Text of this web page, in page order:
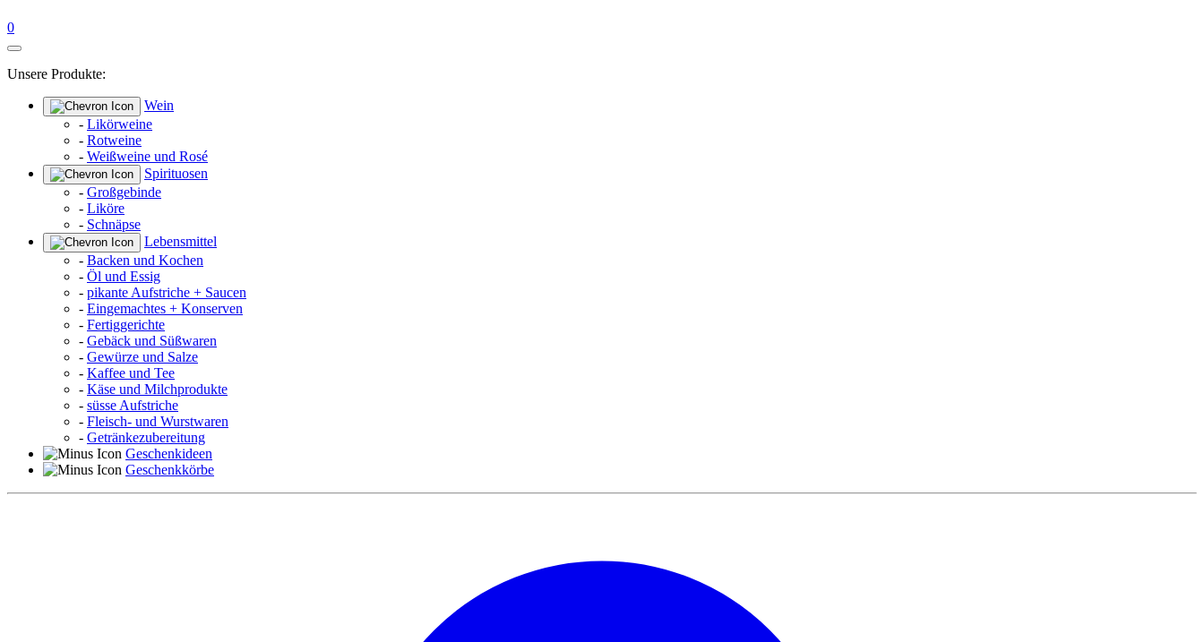
0
Unsere Produkte:
Wein
- Likörweine
- Rotweine
- Weißweine und Rosé
Spirituosen
- Großgebinde
- Liköre
- Schnäpse
Lebensmittel
- Backen und Kochen
- Öl und Essig
- pikante Aufstriche + Saucen
- Eingemachtes + Konserven
- Fertiggerichte
- Gebäck und Süßwaren
- Gewürze und Salze
- Kaffee und Tee
- Käse und Milchprodukte
- süsse Aufstriche
- Fleisch- und Wurstwaren
- Getränkezubereitung
Geschenkideen
Geschenkkörbe